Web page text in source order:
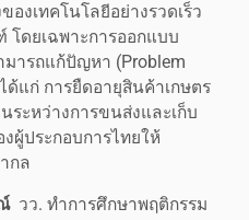
งเทคโนโลยีอย่างรวดเร็ว
ดยเฉพาะการออกแบบ
ารถแก้ปัญหา (Problem
แก่ การยืดอายุสินค้าเกษตร
ระหว่างการขนส่งและเก็บ
ผู้ประกอบการไทยให้
กล
วว. ทำการศึกษาพฤติกรรม